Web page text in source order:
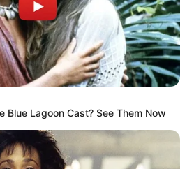
Blue Lagoon Cast? See Them Now